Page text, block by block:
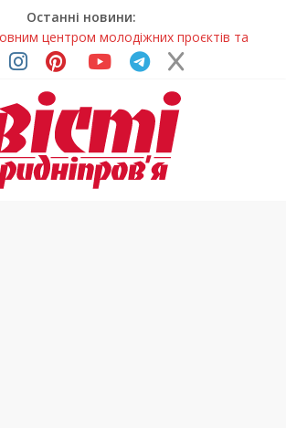
Останні новини:
центром молодіжних проєктів та
може негативно впливати на
над посиленням водної безпеки
різко зросла кількість пожеж в